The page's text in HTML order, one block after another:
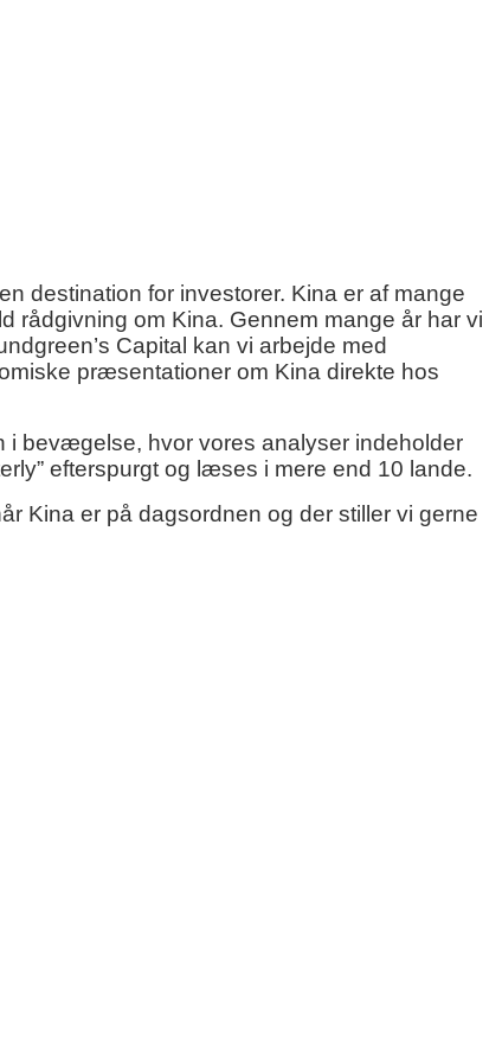
destination for investorer. Kina er af mange
rådgivning om Kina. Gennem mange år har vi
Capital kan vi arbejde med
præsentationer om Kina direkte hos
i bevægelse, hvor vores analyser indeholder
efterspurgt og læses i mere end 10 lande.
Kina er på dagsordnen og der stiller vi gerne